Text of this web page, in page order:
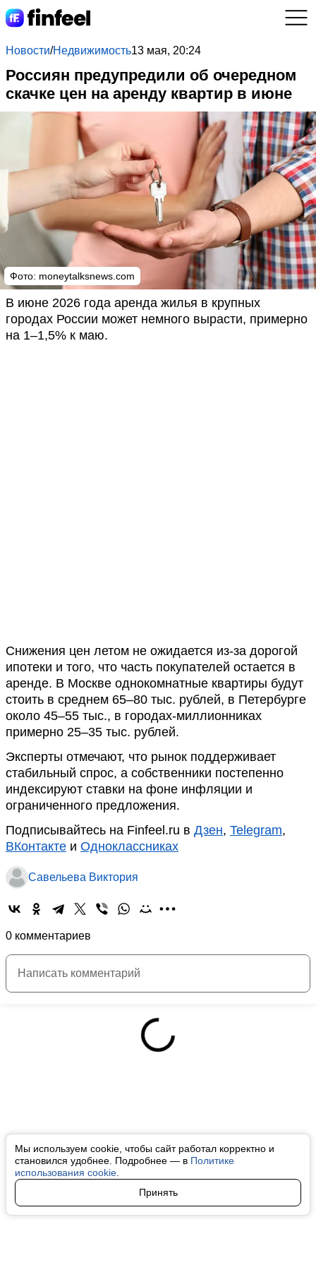
Мы используем cookie, чтобы сайт работал корректно и
становился удобнее. Подробнее — в Политике
использования cookie
Принять
Новости/Недвижимость13 мая, 20:24
Россиян предупредили об очередном
скачке цен на аренду квартир в июне
Фото: moneytalksnews.com
В июне 2026 года аренда жилья в крупных
городах России может немного вырасти, примерно
на 1–1,5% к маю.
Снижения цен летом не ожидается из-за дорогой
ипотеки и того, что часть покупателей остается в
аренде. В Москве однокомнатные квартиры будут
стоить в среднем 65–80 тыс. рублей, в Петербурге
около 45–55 тыс., в городах-миллионниках
примерно 25–35 тыс. рублей.
Эксперты отмечают, что рынок поддерживает
стабильный спрос, а собственники постепенно
индексируют ставки на фоне инфляции и
ограниченного предложения.
Подписывайтесь на Finfeel.ru в Дзен, Telegram,
ВКонтакте и Одноклассниках
Савельева Виктория
0 комментариев